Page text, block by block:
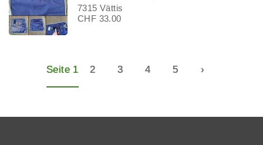
7315 Vättis
CHF 33.00
Seite 1 2 3 4 5 ›